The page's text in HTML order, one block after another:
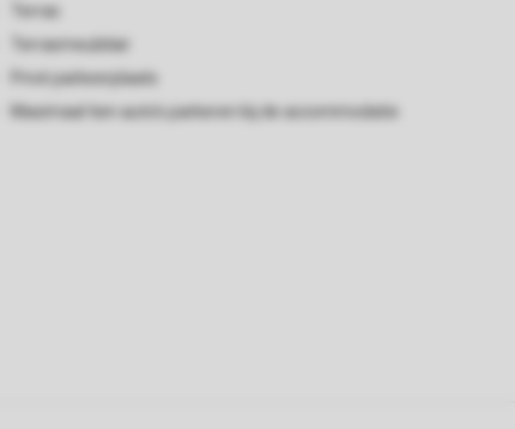
Terras
Terrasmeubilair
Privé parkeerplaats
Maximaal tien auto's parkeren bij de accommodatie